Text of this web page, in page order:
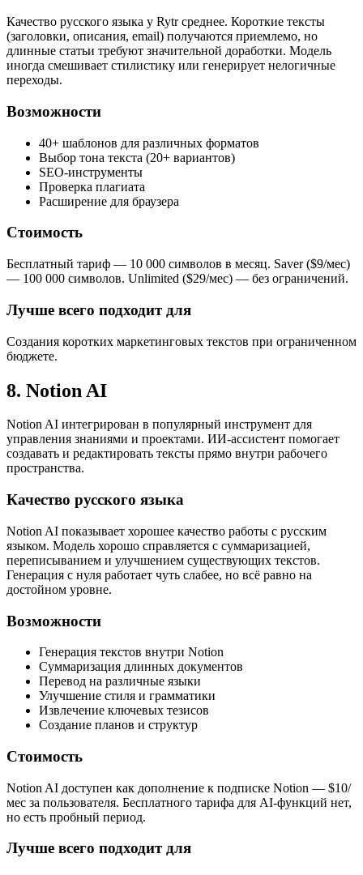
Качество русского языка у Rytr среднее. Короткие тексты
(заголовки, описания, email) получаются приемлемо, но
длинные статьи требуют значительной доработки. Модель
иногда смешивает стилистику или генерирует нелогичные
переходы.
Возможности
40+ шаблонов для различных форматов
Выбор тона текста (20+ вариантов)
SEO-инструменты
Проверка плагиата
Расширение для браузера
Стоимость
Бесплатный тариф — 10 000 символов в месяц. Saver ($9/мес)
— 100 000 символов. Unlimited ($29/мес) — без ограничений.
Лучше всего подходит для
Создания коротких маркетинговых текстов при ограниченном
бюджете.
8. Notion AI
Notion AI интегрирован в популярный инструмент для
управления знаниями и проектами. ИИ-ассистент помогает
создавать и редактировать тексты прямо внутри рабочего
пространства.
Качество русского языка
Notion AI показывает хорошее качество работы с русским
языком. Модель хорошо справляется с суммаризацией,
переписыванием и улучшением существующих текстов.
Генерация с нуля работает чуть слабее, но всё равно на
достойном уровне.
Возможности
Генерация текстов внутри Notion
Суммаризация длинных документов
Перевод на различные языки
Улучшение стиля и грамматики
Извлечение ключевых тезисов
Создание планов и структур
Стоимость
Notion AI доступен как дополнение к подписке Notion — $10/
мес за пользователя. Бесплатного тарифа для AI-функций нет,
но есть пробный период.
Лучше всего подходит для